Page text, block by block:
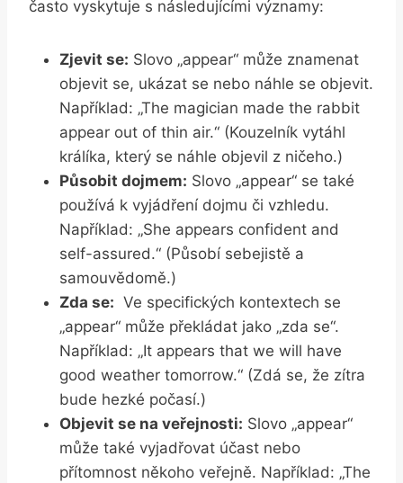
často vyskytuje s následujícími významy:
Zjevit se: Slovo „appear“ může ⁢znamenat
objevit se,⁣ ukázat se nebo náhle se objevit.
Například: „The magician made the rabbit⁣
appear out of thin air.“ (Kouzelník vytáhl
králíka, který se náhle objevil⁢ z ničeho.)
Působit‌ dojmem: Slovo „appear“ se ⁤také
používá​ k vyjádření dojmu či vzhledu.
Například:​ „She appears confident⁢ and
self-assured.“​ (Působí sebejistě⁤ a
samouvědomě.)
Zda se: ​ Ve specifických ​kontextech se
„appear“ může překládat jako „zda se“.
Například: „It ‌appears ⁣that we will have
good weather tomorrow.“ (Zdá se, že ⁢zítra
‌bude hezké počasí.)
Objevit se na ⁤veřejnosti: Slovo „appear“⁤
může také vyjadřovat účast nebo
přítomnost ⁤někoho veřejně. Například: „The